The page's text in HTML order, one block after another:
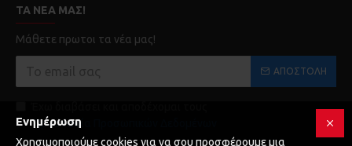
ΤΑ ΝΈΑ ΜΑΣ!
Μάθετε πρωτοι τα νέα μας!
ΑΠΟΣΤΟΛΉ
Προστασία Προσωπικών Δεδομένων
Ενημέρωση
Χρησιμοποιούμε cookies για να σου προσφέρουμε μια